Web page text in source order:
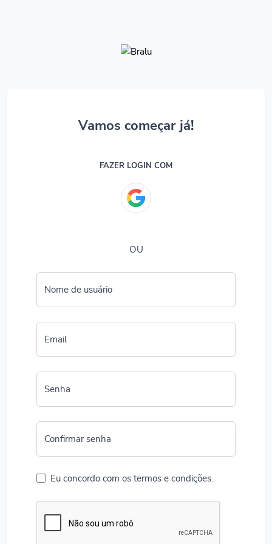
Vamos começar já!
FAZER LOGIN COM
OU
Nome de usuário
Email
Senha
Confirmar senha
Eu concordo com os termos e condições.